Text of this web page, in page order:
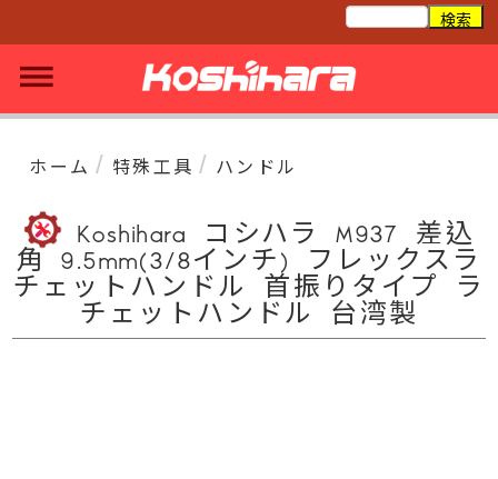
ホーム / 特殊工具 / ハンドル
Koshihara コシハラ M937 差込
角 9.5mm(3/8インチ) フレックスラ
チェットハンドル 首振りタイプ ラ
チェットハンドル 台湾製